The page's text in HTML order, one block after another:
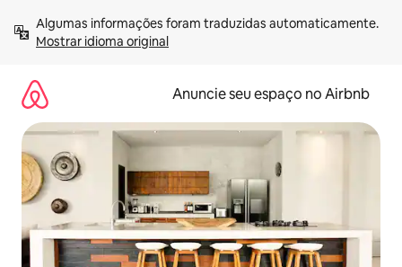
para
Mostrar idioma original
Anuncie seu espaço no Airbnb